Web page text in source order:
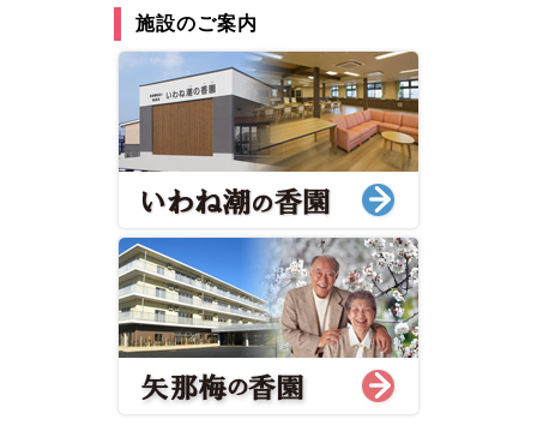
施設のご案内